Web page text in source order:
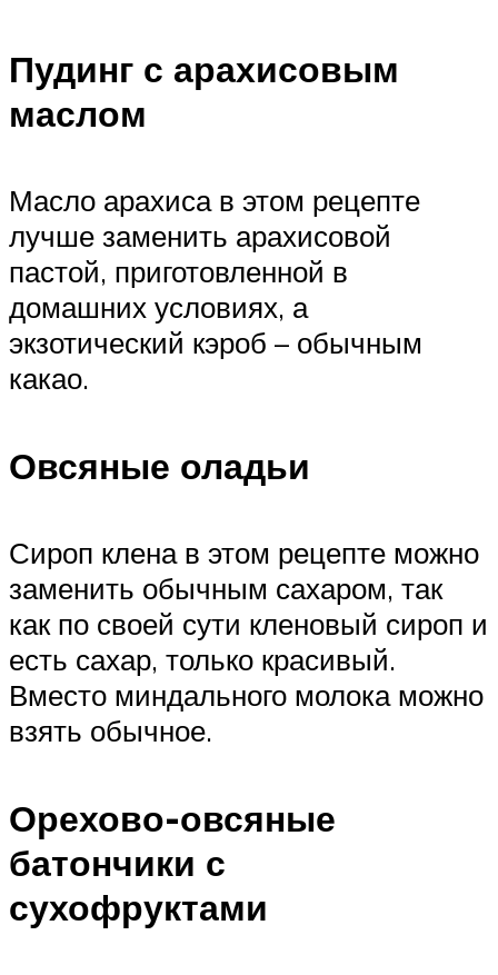
Пудинг с арахисовым
маслом
Масло арахиса в этом рецепте
лучше заменить арахисовой
пастой, приготовленной в
домашних условиях, а
экзотический кэроб – обычным
какао.
Овсяные оладьи
Сироп клена в этом рецепте можно
заменить обычным сахаром, так
как по своей сути кленовый сироп и
есть сахар, только красивый.
Вместо миндального молока можно
взять обычное.
Орехово-овсяные
батончики с
сухофруктами